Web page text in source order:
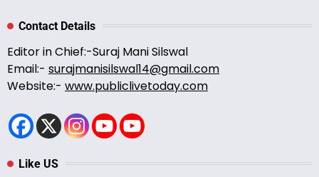
Contact Details
Editor in Chief:-Suraj Mani Silswal
Email:- surajmanisilswal14@gmail.com
Website:- www.publiclivetoday.com
Like US